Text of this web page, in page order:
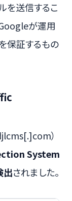
を送信するこ
が運用
保証するもの
）
System
出されました。